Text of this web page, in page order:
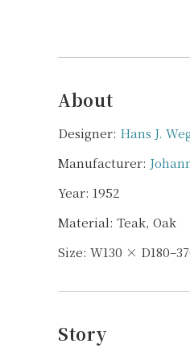
About
Designer: Hans J.
Manufacturer:
Year: 1952
Material: Teak, Oak
Size: W130 ×
Story